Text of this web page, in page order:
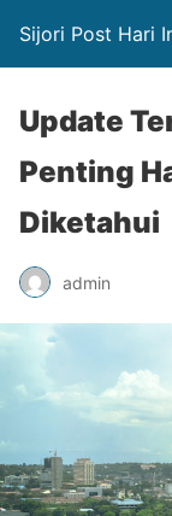
Sijori Post Hari
Update
Penting
Diketahui
admin